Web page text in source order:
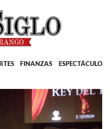
FINANZAS ESPECTÁCULOS